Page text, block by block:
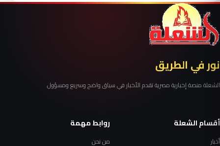
نور في الطريق
الشعلة منصة إخبارية مصرية تقدم الأخبار في سياق واضح وسريع ومسؤول.
أقسام الشعلة
أخبار
روابط مهمة
من نحن